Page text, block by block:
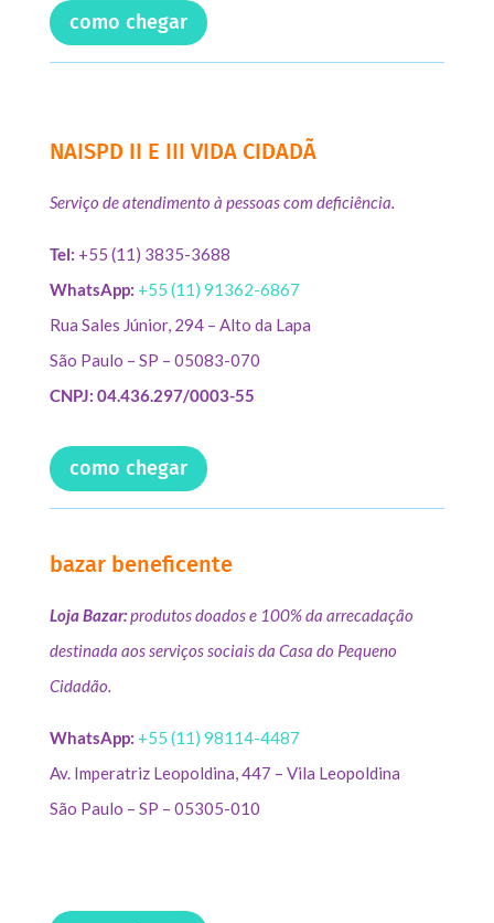
como chegar
NAISPD II E III VIDA CIDADÃ
Serviço de atendimento à pessoas com deficiência.
Tel: +55 (11) 3835-3688
WhatsApp: +55 (11) 91362-6867
Rua Sales Júnior, 294 – Alto da Lapa
São Paulo – SP – 05083-070
CNPJ: 04.436.297/0003-55
como chegar
bazar beneficente
Loja Bazar:produtos doados e 100% da arrecadação
destinada aos serviços sociais da Casa do Pequeno
Cidadão.
WhatsApp: +55 (11) 98114-4487
Av. Imperatriz Leopoldina, 447 – Vila Leopoldina
São Paulo – SP – 05305-010